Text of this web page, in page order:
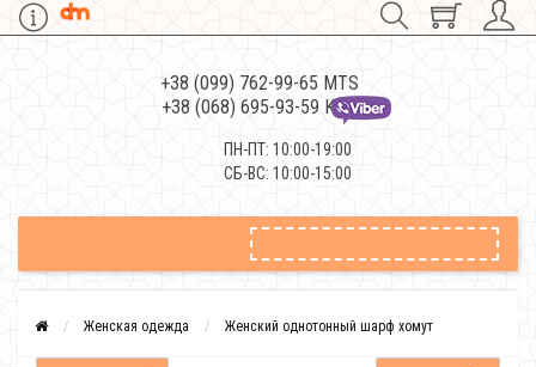
+38 (099) 762-99-65 MTS
+38 (068) 695-93-59 Kievstar
ПН-ПТ: 10:00-19:00
СБ-ВС: 10:00-15:00
Женская одежда Женский однотонный шарф хомут